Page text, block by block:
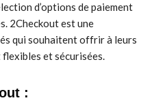
d’options de paiement
2Checkout est une
qui souhaitent offrir à leurs
et sécurisées.
: